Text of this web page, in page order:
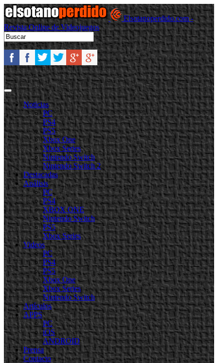
Elsotanoperdido.com -
Revista Online de Videojuegos
Noticias
PC
PS4
PS5
Xbox One
Xbox Series
Nintendo Switch
Nintendo Switch 2
Destacadas
Análisis
PC
PS4
XBOX ONE
Nintendo Switch
PS5
Xbox Series
Videos
PC
PS4
PS5
Xbox One
Xbox Series
Nintendo Switch
Artículos
APPS
PC
iOS
ANDROID
Prensa
Contacto